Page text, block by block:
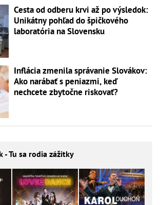
Cesta od odberu krvi až po výsledok:
Unikátny pohľad do špičkového
laboratória na Slovensku
Inflácia zmenila správanie Slovákov:
Ako narábať s peniazmi, keď
nechcete zbytočne riskovať?
- Tu sa rodia zážitky